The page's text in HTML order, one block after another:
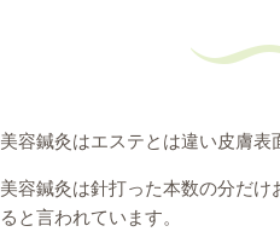
美容鍼灸はエステとは違い皮膚表
美容鍼灸は針打った本数の分だ
ると言われています。